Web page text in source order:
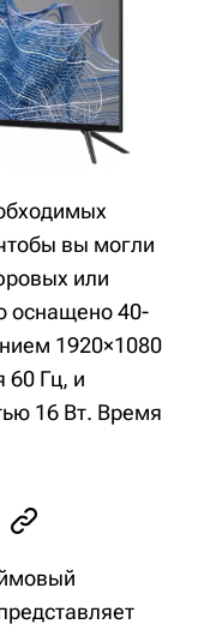
вы могли
или
оснащено 40-
1920×1080
60 Гц, и
16 Вт. Время